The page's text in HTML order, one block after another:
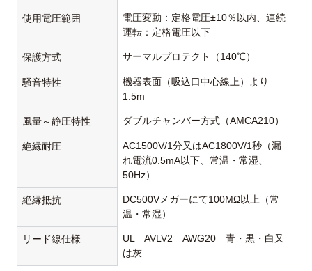
使用電圧範囲
電圧変動：定格電圧±10％以内、連続
運転：定格電圧以下
保護方式 サーマルプロテクト（140℃）
騒音特性
機器表面（吸込口中心線上）より
1.5m
風量～静圧特性 ダブルチャンバー方式（AMCA210）
絶縁耐圧
AC1500V/1分又はAC1800V/1秒（漏
れ電流0.5mA以下、常温・常湿、
50Hz）
絶縁抵抗
DC500Vメガーにて100MΩ以上（常
温・常湿）
リード線仕様
UL AVLV2 AWG20 青・黒・白又
は灰